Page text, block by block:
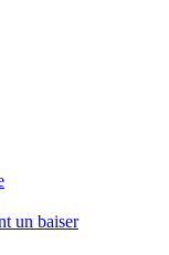
un baiser